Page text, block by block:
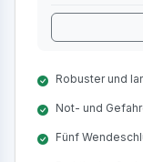
Robuster und
Not- und
Fünf